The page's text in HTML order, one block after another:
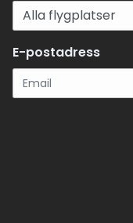
E-postadress